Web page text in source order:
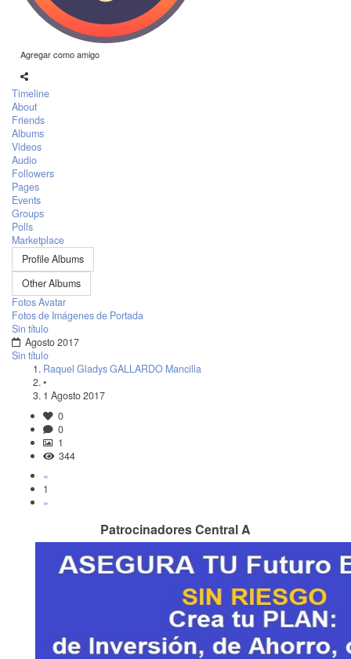
Agregar como amigo
Timeline
About
Friends
Albums
Videos
Audio
Followers
Pages
Events
Groups
Polls
Marketplace
Profile Albums
Other Albums
Fotos Avatar
Fotos de Imágenes de Portada
Sin título
Agosto 2017
Sin título
Raquel Gladys GALLARDO Mancilla
•
1 Agosto 2017
0
0
1
344
«
1
»
Patrocinadores Central A